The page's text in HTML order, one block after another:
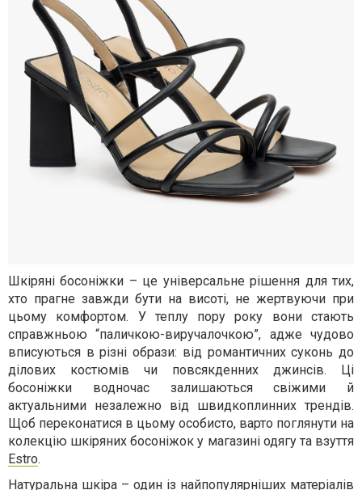
Шкіряні босоніжки – це універсальне рішення для тих,
хто прагне завжди бути на висоті, не жертвуючи при
цьому комфортом. У теплу пору року вони стають
справжньою “паличкою-виручалочкою”, адже чудово
вписуються в різні образи: від романтичних суконь до
ділових костюмів чи повсякденних джинсів. Ці
босоніжки водночас залишаються свіжими й
актуальними незалежно від швидкоплинних трендів.
Щоб переконатися в цьому особисто, варто поглянути на
колекцію шкіряних босоніжок у магазині одягу та взуття
Estro.
Натуральна шкіра – один із найпопулярніших матеріалів